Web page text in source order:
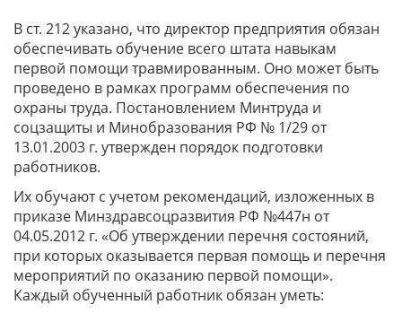
В ст. 212 указано, что директор предприятия обязан
обеспечивать обучение всего штата навыкам
первой помощи травмированным. Оно может быть
проведено в рамках программ обеспечения по
охраны труда. Постановлением Минтруда и
соцзащиты и Минобразования РФ № 1/29 от
13.01.2003 г. утвержден порядок подготовки
работников.
Их обучают с учетом рекомендаций, изложенных в
приказе Минздравсоцразвития РФ №447н от
04.05.2012 г. «Об утверждении перечня состояний,
при которых оказывается первая помощь и перечня
мероприятий по оказанию первой помощи».
Каждый обученный работник обязан уметь: